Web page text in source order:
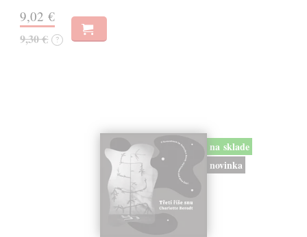
9,02 €
9,30 € ?
na sklade
novinka